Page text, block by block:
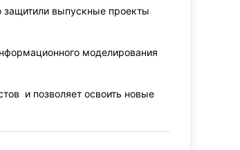
выпускные проекты
моделирования
и позволяет освоить новые